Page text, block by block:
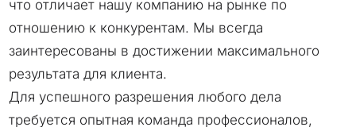
что отличает нашу компанию на рынке по
отношению к конкурентам. Мы всегда
заинтересованы в достижении максимального
результата для клиента.
Для успешного разрешения любого дела
требуется опытная команда профессионалов,